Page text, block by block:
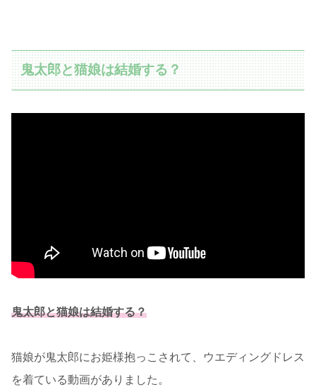
鬼太郎と猫娘は結婚する？
鬼太郎と猫娘は結婚する？
猫娘が鬼太郎にお姫様抱っこされて、ウエディングドレス
を着ている動画がありました。